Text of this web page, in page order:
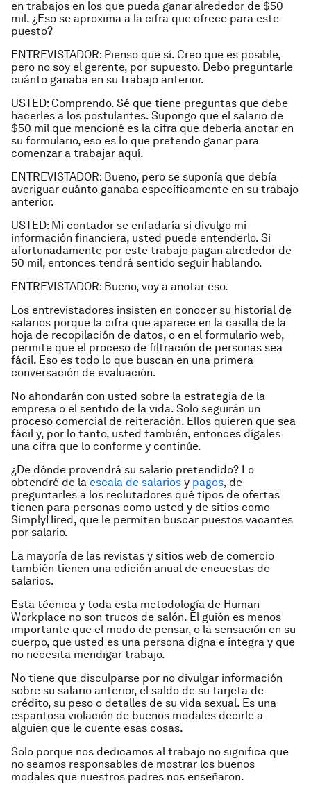
en trabajos en los que pueda ganar alrededor de $50
mil. ¿Eso se aproxima a la cifra que ofrece para este
puesto?
ENTREVISTADOR: Pienso que sí. Creo que es posible,
pero no soy el gerente, por supuesto. Debo preguntarle
cuánto ganaba en su trabajo anterior.
USTED: Comprendo. Sé que tiene preguntas que debe
hacerles a los postulantes. Supongo que el salario de
$50 mil que mencioné es la cifra que debería anotar en
su formulario, eso es lo que pretendo ganar para
comenzar a trabajar aquí.
ENTREVISTADOR: Bueno, pero se suponía que debía
averiguar cuánto ganaba específicamente en su trabajo
anterior.
USTED: Mi contador se enfadaría si divulgo mi
información financiera, usted puede entenderlo. Si
afortunadamente por este trabajo pagan alrededor de
50 mil, entonces tendrá sentido seguir hablando.
ENTREVISTADOR: Bueno, voy a anotar eso.
Los entrevistadores insisten en conocer su historial de
salarios porque la cifra que aparece en la casilla de la
hoja de recopilación de datos, o en el formulario web,
permite que el proceso de filtración de personas sea
fácil. Eso es todo lo que buscan en una primera
conversación de evaluación.
No ahondarán con usted sobre la estrategia de la
empresa o el sentido de la vida. Solo seguirán un
proceso comercial de reiteración. Ellos quieren que sea
fácil y, por lo tanto, usted también, entonces dígales
una cifra que lo conforme y continúe.
¿De dónde provendrá su salario pretendido? Lo
obtendré de la escala de salarios y pagos, de
preguntarles a los reclutadores qué tipos de ofertas
tienen para personas como usted y de sitios como
SimplyHired, que le permiten buscar puestos vacantes
por salario.
La mayoría de las revistas y sitios web de comercio
también tienen una edición anual de encuestas de
salarios.
Esta técnica y toda esta metodología de Human
Workplace no son trucos de salón. El guión es menos
importante que el modo de pensar, o la sensación en su
cuerpo, que usted es una persona digna e íntegra y que
no necesita mendigar trabajo.
No tiene que disculparse por no divulgar información
sobre su salario anterior, el saldo de su tarjeta de
crédito, su peso o detalles de su vida sexual. Es una
espantosa violación de buenos modales decirle a
alguien que le cuente esas cosas.
Solo porque nos dedicamos al trabajo no significa que
no seamos responsables de mostrar los buenos
modales que nuestros padres nos enseñaron.